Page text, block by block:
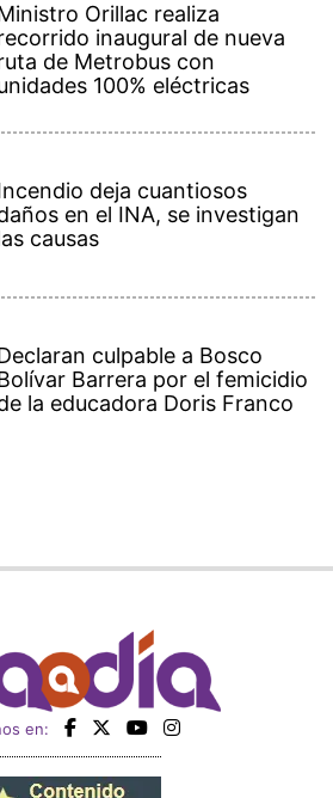
Orillac realiza
inaugural de nueva
de Metrobus con
100% eléctricas
deja cuantiosos
en el INA, se investigan
causas
culpable a Bosco
Barrera por el femicidio
la educadora Doris Franco
en: